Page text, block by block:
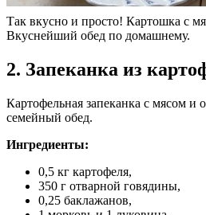
Так вкусно и просто! Картошка с
Вкуснейший обед по домашнему.
2. Запеканка из
Картофельная запеканка с мясом
семейный обед.
Ингредиенты:
0,5 кг картофеля,
350 г отварной говядины,
0,25 баклажанов,